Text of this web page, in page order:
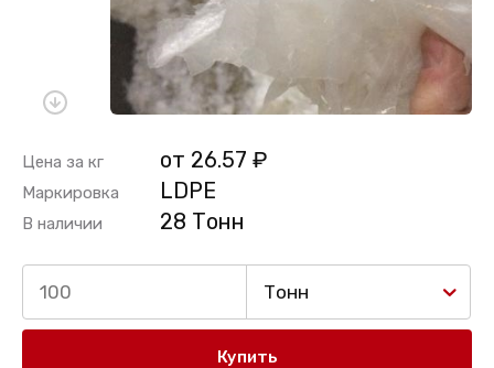
Цена за кг от 26.57 ₽
Маркировка LDPE
В наличии 28 Тонн
Тонн
Купить